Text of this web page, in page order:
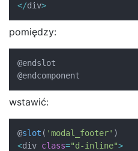
</div>
pomiędzy:
@endslot
@endcomponent
wstawić:
@slot ( 'modal_footer' )
<div class="d-inline">